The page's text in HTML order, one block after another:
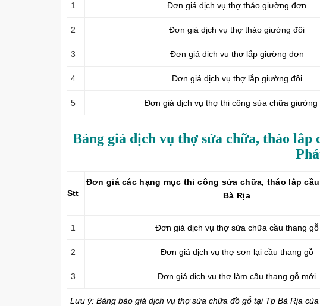
1 Đơn giá dịch vụ thợ tháo giường đơn
2 Đơn giá dịch vụ thợ tháo giường đôi
3 Đơn giá dịch vụ thợ lắp giường đơn
4 Đơn giá dịch vụ thợ lắp giường đôi
5 Đơn giá dịch vụ thợ thi công sửa chữa giường
Bảng giá dịch vụ thợ sửa chữa, tháo
Stt
Đơn giá các hạng mục thi công sửa chữa, tháo lắp
Bà Rịa
1 Đơn giá dịch vụ thợ sửa chữa cầu thang gỗ
2 Đơn giá dịch vụ thợ sơn lại cầu thang gỗ
3 Đơn giá dịch vụ thợ làm cầu thang gỗ mới
Lưu ý: Bảng báo giá dịch vụ thợ sửa chữa đồ gỗ tại Tp Bà Rịa